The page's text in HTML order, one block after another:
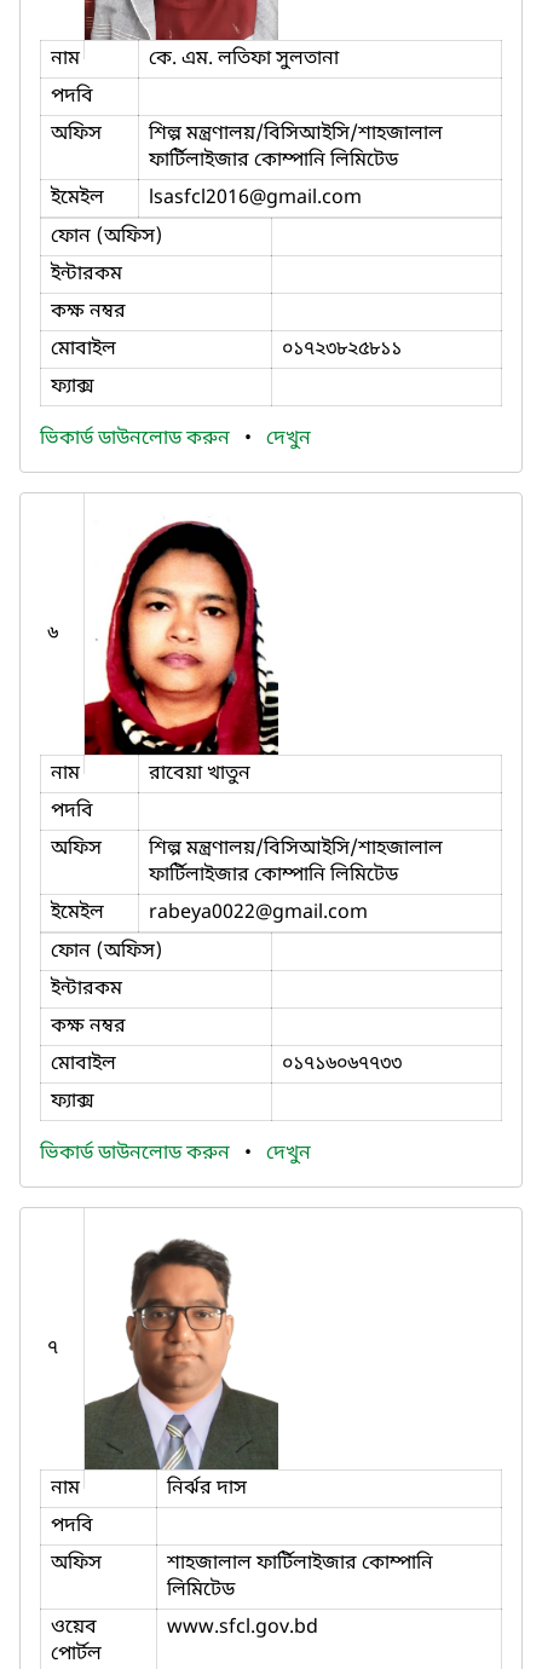
নাম
কে. এম. লতিফা সুলতানা
পদবি
অফিস
শিল্প মন্ত্রণালয়/বিসিআইসি/শাহজালাল
ফার্টিলাইজার কোম্পানি লিমিটেড
ইমেইল
lsasfcl2016@gmail.com
ফোন (অফিস)
ইন্টারকম
কক্ষ নম্বর
মোবাইল
০১৭২৩৮২৫৮১১
ফ্যাক্স
ভিকার্ড ডাউনলোড করুন • দেখুন
৬
নাম
রাবেয়া খাতুন
পদবি
অফিস
শিল্প মন্ত্রণালয়/বিসিআইসি/শাহজালাল
ফার্টিলাইজার কোম্পানি লিমিটেড
ইমেইল
rabeya0022@gmail.com
ফোন (অফিস)
ইন্টারকম
কক্ষ নম্বর
মোবাইল
০১৭১৬০৬৭৭৩৩
ফ্যাক্স
ভিকার্ড ডাউনলোড করুন • দেখুন
৭
নাম
নির্ঝর দাস
পদবি
অফিস
শাহজালাল ফার্টিলাইজার কোম্পানি
লিমিটেড
ওয়েব
পোর্টল
www.sfcl.gov.bd